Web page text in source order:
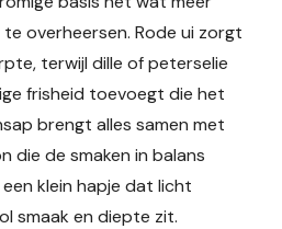
overheersen. Rode ui zorgt
terwijl dille of peterselie
frisheid toevoegt die het
brengt alles samen met
die de smaken in balans
klein hapje dat licht
smaak en diepte zit.